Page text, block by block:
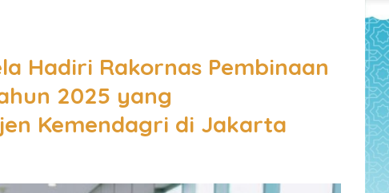
Hadiri Rakornas Pembinaan
2025 yang
Kemendagri di Jakarta